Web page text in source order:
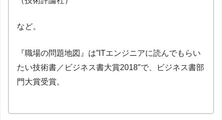
など。
『職場の問題地図』は”ITエンジニアに読んでもらい
たい技術書／ビジネス書大賞2018″で、ビジネス書部
門大賞受賞。